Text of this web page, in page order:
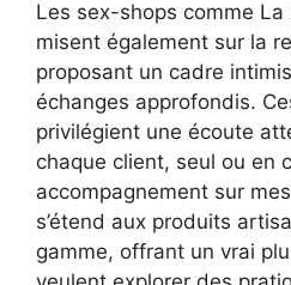
Les sex-shops comme La
misent également sur la
proposant un cadre
échanges approfondis.
privilégient une écoute
chaque client, seul ou en
accompagnement sur
s’étend aux produits
gamme, offrant un vrai